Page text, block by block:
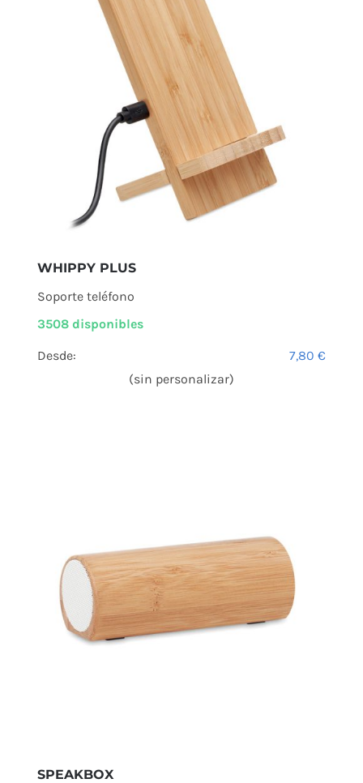
WHIPPY PLUS
Soporte teléfono
3508 disponibles
Desde: 7,80€
(sin personalizar)
SPEAKBOX